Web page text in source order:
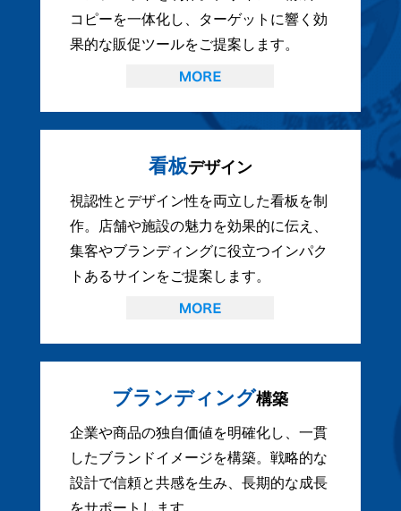
コピーを一体化し、ターゲットに響く効
果的な販促ツールをご提案します。
看板デザイン
視認性とデザイン性を両立した看板を制
作。店舗や施設の魅力を効果的に伝え、
集客やブランディングに役立つインパク
トあるサインをご提案します。
ブランディング構築
企業や商品の独自価値を明確化し、一貫
したブランドイメージを構築。戦略的な
設計で信頼と共感を生み、長期的な成長